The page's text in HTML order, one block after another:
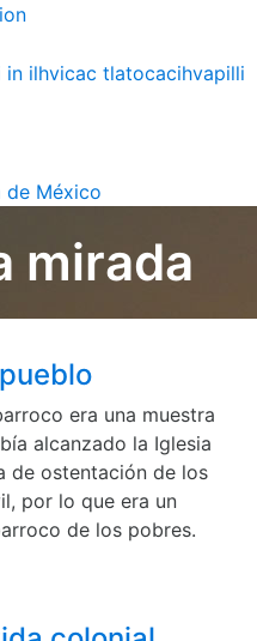
ilhvicac tlatocacihvapilli
de México
mirada
era una muestra
alcanzado la Iglesia
de ostentación de los
por lo que era un
de los pobres.